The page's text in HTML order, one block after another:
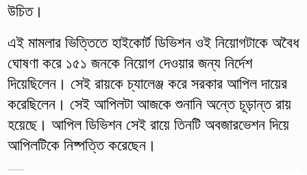
উচিত। ​
এই মামলার ভিত্তিতে হাইকোর্ট ডিভিশন ওই নিয়োগটাকে অবৈধ
ঘোষণা করে ১৫১ জনকে নিয়োগ দেওয়ার জন্য নির্দেশ
দিয়েছিলেন। সেই রায়কে চ্যালেঞ্জ করে সরকার আপিল দায়ের
করেছিলেন। সেই আপিলটা আজকে শুনানি অন্তে চূড়ান্ত রায়
হয়েছে। আপিল ডিভিশন সেই রায়ে তিনটি অবজারভেশন দিয়ে
আপিলটিকে নিষ্পত্তি করেছেন।